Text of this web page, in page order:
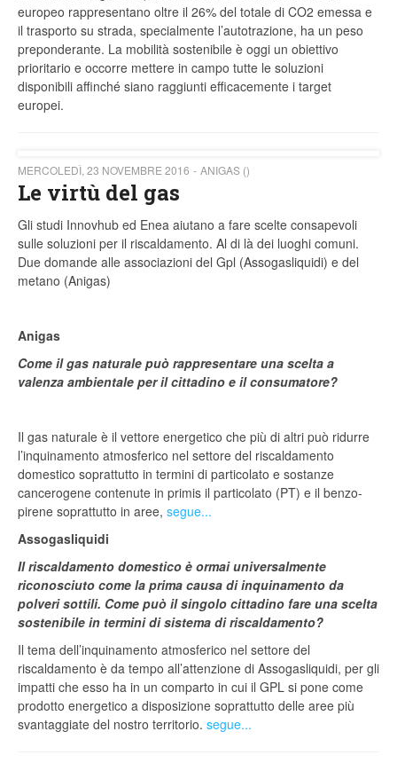
europeo rappresentano oltre il 26% del totale di CO2 emessa e
il trasporto su strada, specialmente l’autotrazione, ha un peso
preponderante. La mobilità sostenibile è oggi un obiettivo
prioritario e occorre mettere in campo tutte le soluzioni
disponibili affinché siano raggiunti efficacemente i target
europei.
MERCOLEDÌ, 23 NOVEMBRE 2016 ANIGAS ()
Le virtù del gas
Gli studi Innovhub ed Enea aiutano a fare scelte consapevoli
sulle soluzioni per il riscaldamento. Al di là dei luoghi comuni.
Due domande alle associazioni del Gpl (Assogasliquidi) e del
metano (Anigas)
Anigas
Come il gas naturale può rappresentare una scelta a
valenza ambientale per il cittadino e il consumatore?
Il gas naturale è il vettore energetico che più di altri può ridurre
l’inquinamento atmosferico nel settore del riscaldamento
domestico soprattutto in termini di particolato e sostanze
cancerogene contenute in primis il particolato (PT) e il benzo-
pirene soprattutto in aree, segue...
Assogasliquidi
Il riscaldamento domestico è ormai universalmente
riconosciuto come la prima causa di inquinamento da
polveri sottili. Come può il singolo cittadino fare una scelta
sostenibile in termini di sistema di riscaldamento?
Il tema dell’inquinamento atmosferico nel settore del
riscaldamento è da tempo all’attenzione di Assogasliquidi, per gli
impatti che esso ha in un comparto in cui il GPL si pone come
prodotto energetico a disposizione soprattutto delle aree più
svantaggiate del nostro territorio. segue...